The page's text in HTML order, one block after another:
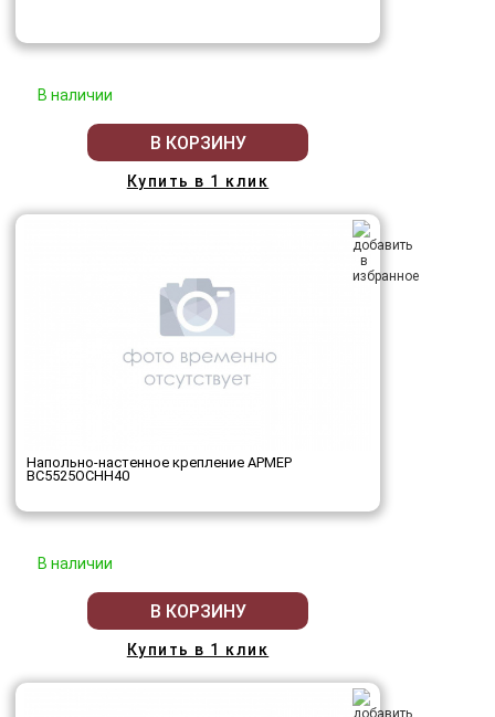
В наличии
В КОРЗИНУ
Купить в 1 клик
Напольно-настенное крепление АРМЕР
ВС5525ОСНН40
В наличии
В КОРЗИНУ
Купить в 1 клик